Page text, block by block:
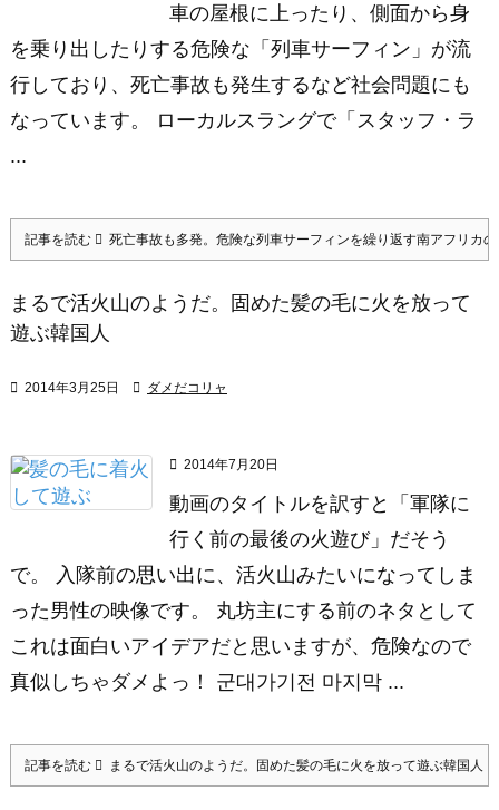
車の屋根に上ったり、側面から身
を乗り出したりする危険な「列車サーフィン」が流
行しており、死亡事故も発生するなど社会問題にも
なっています。 ローカルスラングで「スタッフ・ラ
...
記事を読む 死亡事故も多発。危険な列車サーフィンを繰り返す南アフリカ
まるで活火山のようだ。固めた髪の毛に火を放って
遊ぶ韓国人
 2014年3月25日  ダメだコリャ
 2014年7月20日
動画のタイトルを訳すと「軍隊に
行く前の最後の火遊び」だそう
で。 入隊前の思い出に、活火山みたいになってしま
った男性の映像です。 丸坊主にする前のネタとして
これは面白いアイデアだと思いますが、危険なので
真似しちゃダメよっ！ 군대가기전 마지막 ...
記事を読む まるで活火山のようだ。固めた髪の毛に火を放って遊ぶ韓国人